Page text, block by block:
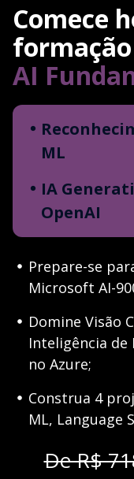
Comece
formação
AI
ML
IA
OpenAI
Prepare-se
Microsoft AI-
Domine Visão
Inteligência de
no Azure;
Construa 4
ML, Language
De R$